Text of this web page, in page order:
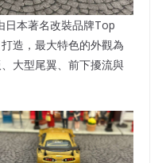
日本著名改裝品牌Top
造，最大特色的外觀為
大型尾翼、前下擾流與